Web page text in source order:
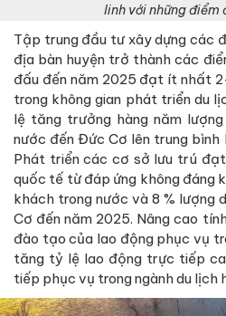
linh với những điểm
Tập trung đầu tư xây dựng các
địa bàn huyện trở thành các
đấu đến năm 2025 đạt ít nhất
trong không gian phát triển du
lệ tăng trưởng hàng năm
nước đến Đức Cơ lên trung bình
Phát triển các cơ sở lưu trú
quốc tế từ đáp ứng không đáng
khách trong nước và 8 % lượng
Cơ đến năm 2025. Nâng cao
đào tạo của lao động phục vụ
tăng tỷ lệ lao động trực tiếp
tiếp phục vụ trong ngành du lịch